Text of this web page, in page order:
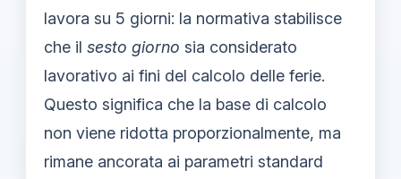
lavora su 5 giorni: la normativa stabilisce
che il sesto giorno sia considerato
lavorativo ai fini del calcolo delle ferie.
Questo significa che la base di calcolo
non viene ridotta proporzionalmente, ma
rimane ancorata ai parametri standard